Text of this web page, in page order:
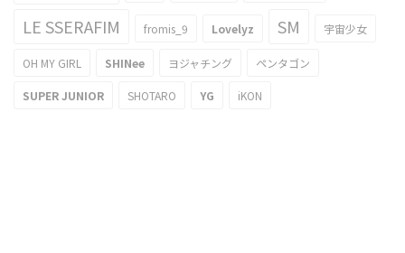
LE SSERAFIM fromis_9 Lovelyz SM 宇宙少女
OH MY GIRL SHINee ヨジャチング ペンタゴン
SUPER JUNIOR SHOTARO YG iKON